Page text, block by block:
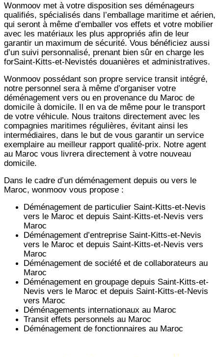
Wonmoov met à votre disposition ses déménageurs
qualifiés, spécialisés dans l’emballage maritime et aérien,
qui seront à même d’emballer vos effets et votre mobilier
avec les matériaux les plus appropriés afin de leur
garantir un maximum de sécurité. Vous bénéficiez aussi
d’un suivi personnalisé, prenant bien sûr en charge les
forSaint-Kitts-et-Nevistés douanières et administratives.
Wonmoov possédant son propre service transit intégré,
notre personnel sera à même d’organiser votre
déménagement vers ou en provenance du Maroc de
domicile à domicile. Il en va de même pour le transport
de votre véhicule. Nous traitons directement avec les
compagnies maritimes régulières, évitant ainsi les
intermédiaires, dans le but de vous garantir un service
exemplaire au meilleur rapport qualité-prix. Notre agent
au Maroc vous livrera directement à votre nouveau
domicile.
Dans le cadre d’un déménagement depuis ou vers le
Maroc, wonmoov vous propose :
Déménagement de particulier Saint-Kitts-et-Nevis
vers le Maroc et depuis Saint-Kitts-et-Nevis vers
Maroc
Déménagement d’entreprise Saint-Kitts-et-Nevis
vers le Maroc et depuis Saint-Kitts-et-Nevis vers
Maroc
Déménagement de société et de collaborateurs au
Maroc
Déménagement en groupage depuis Saint-Kitts-et-
Nevis vers le Maroc et depuis Saint-Kitts-et-Nevis
vers Maroc
Déménagements internationaux au Maroc
Transit effets personnels au Maroc
Déménagement de fonctionnaires au Maroc